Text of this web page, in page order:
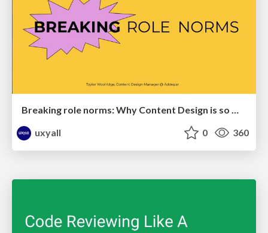
Breaking role norms: Why Content Design is so much more than writing copy - Taylor Woolridge
uxyall
0 360